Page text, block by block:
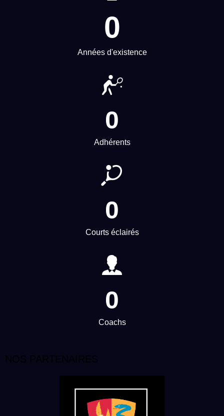
Années d'existence
0
Adhérents
0
Courts éclairés
0
Coachs
0
NOS PARTENAIRES